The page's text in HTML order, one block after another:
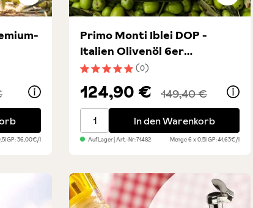
von 5 von 5 Sternen
Olivenöl, 5x
GP: 36,00€/l
Durchschnittliche Bewertung von 5
(0)
Primo Monti Iblei DOP -
Italien Olivenöl 6er
Vorteilsset
124,90 € 149,40 €
Primo Monti Iblei DOP - Italien
In den Warenkorb
Auf Lager| Art.-Nr:71482 Menge6 x 0,5lGP: 41,63€/l